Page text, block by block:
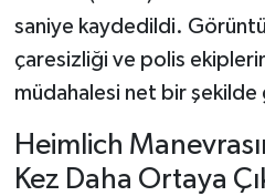
saniye kaydedildi.
çaresizliği ve polis
müdahalesi net bir şekilde
Heimlich
Kez Daha Ortaya